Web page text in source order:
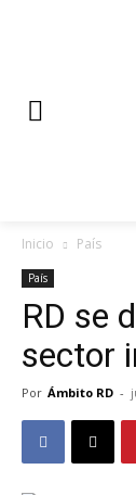
Inicio País
País
RD se
sector
Por Ámbito RD -